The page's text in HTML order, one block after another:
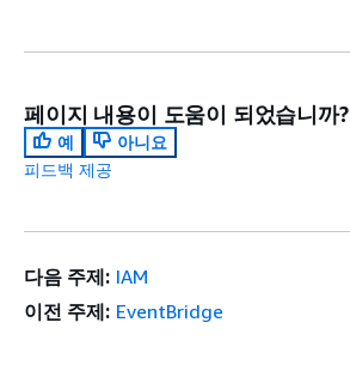
페이지 내용이 도움이 되었습니까?
예
아니요
피드백 제공
다음 주제: IAM
이전 주제: EventBridge